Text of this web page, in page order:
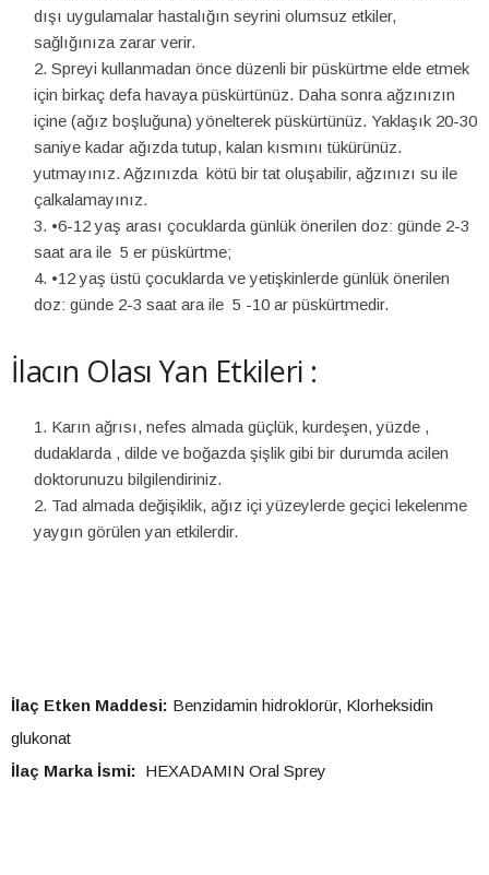
dışı uygulamalar hastalığın seyrini olumsuz etkiler,
sağlığınıza zarar verir.
Spreyi kullanmadan önce düzenli bir püskürtme elde etmek
için birkaç defa havaya püskürtünüz. Daha sonra ağzınızın
içine (ağız boşluğuna) yönelterek püskürtünüz. Yaklaşık 20-30
saniye kadar ağızda tutup, kalan kısmını tükürünüz.
yutmayınız. Ağzınızda kötü bir tat oluşabilir, ağzınızı su ile
çalkalamayınız.
•6-12 yaş arası çocuklarda günlük önerilen doz: günde 2-3
saat ara ile 5 er püskürtme;
•12 yaş üstü çocuklarda ve yetişkinlerde günlük önerilen
doz: günde 2-3 saat ara ile 5 -10 ar püskürtmedir.
İlacın Olası Yan Etkileri :
Karın ağrısı, nefes almada güçlük, kurdeşen, yüzde ,
dudaklarda , dilde ve boğazda şişlik gibi bir durumda acilen
doktorunuzu bilgilendiriniz.
Tad almada değişiklik, ağız içi yüzeylerde geçici lekelenme
yaygın görülen yan etkilerdir.
İlaç Etken Maddesi: Benzidamin hidroklorür, Klorheksidin
glukonat
İlaç Marka İsmi: HEXADAMIN Oral Sprey